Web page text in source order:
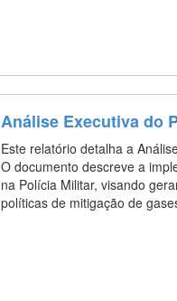
Análise Executiva do
Este relatório detalha a
O documento descreve a
na Polícia Militar, visando
políticas de mitigação de